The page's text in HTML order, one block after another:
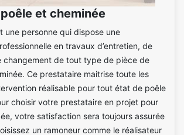
et cheminée
une personne qui dispose une
en travaux d’entretien, de
changement de tout type de pièce de
Ce prestataire maitrise toute les
réalisable pour tout état de poêle
choisir votre prestataire en projet pour
votre satisfaction sera toujours assurée
un ramoneur comme le réalisateur